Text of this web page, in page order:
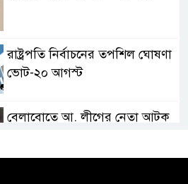
রাষ্ট্রপতি নির্বাচনের তপশিল ঘোষণা
ভোট-২০ আগস্ট
বেলাবোতে আ. লীগের নেতা আটক